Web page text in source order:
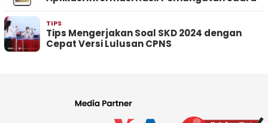
TIPS
Tips Mengerjakan Soal SKD 2024 dengan
Cepat Versi Lulusan CPNS